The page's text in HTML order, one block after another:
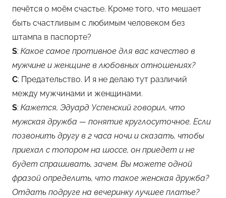
печётся о моём счастье. Кроме того, что мешает
быть счастливым с любимым человеком без
штампа в паспорте?
S: Какое самое противное для вас качество в
мужчине и женщине в любовных отношениях?
С: Предательство. И я не делаю тут различий
между мужчинами и женщинами.
S: Кажется, Эдуард Успенский говорил, что
мужская дружба — понятие круглосуточное. Если
позвонить другу в 2 часа ночи и сказать, чтобы
приехал с топором на шоссе, он приедет и не
будет спрашивать, зачем. Вы можете одной
фразой определить, что такое женская дружба?
Отдать подруге на вечеринку лучшее платье?